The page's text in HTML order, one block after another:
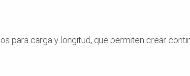
para carga y longitud, que permiten crear